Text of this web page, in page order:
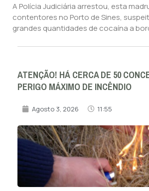
A Polícia Judiciária arrestou, esta
contentores no Porto de Sines,
grandes quantidades de cocaína a
ATENÇÃO! HÁ CERCA DE 50
PERIGO MÁXIMO DE INCÊNDIO
Agosto 3, 2026 11:55